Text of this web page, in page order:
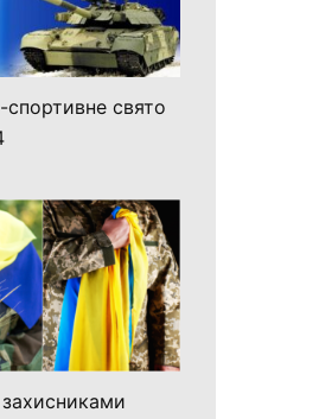
спортивне свято
захисниками